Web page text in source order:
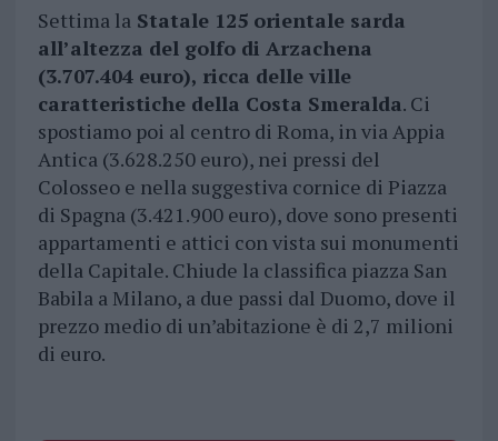
Settima laStatale 125 orientale sarda
all’altezza del golfo di Arzachena
(3.707.404 euro), ricca delle ville
caratteristiche della Costa Smeralda. Ci
spostiamo poi al centro di Roma, in via Appia
Antica (3.628.250 euro), nei pressi del
Colosseo e nella suggestiva cornice di Piazza
di Spagna (3.421.900 euro), dove sono presenti
appartamenti e attici con vista sui monumenti
della Capitale. Chiude la classifica piazza San
Babila a Milano, a due passi dal Duomo, dove il
prezzo medio di un’abitazione è di 2,7 milioni
di euro.